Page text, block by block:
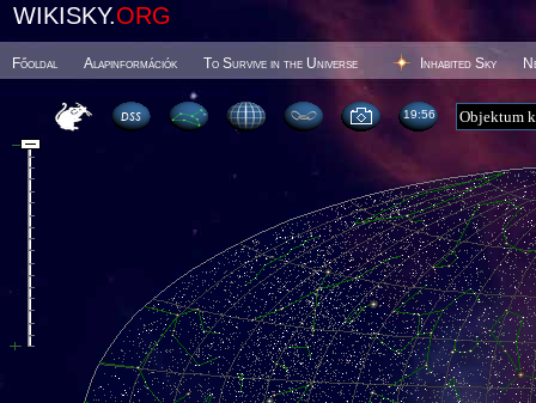
WIKISKY.ORG
Főoldal Alapinformációk To Survive in the Universe Inhabited Sky
19 56